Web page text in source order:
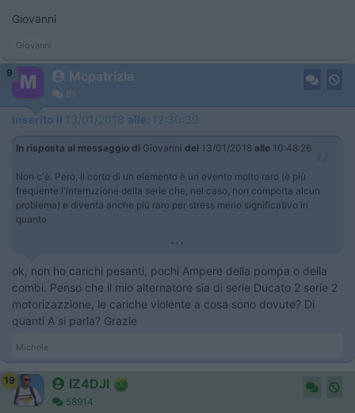
Giovanni
Giovanni
9 Mcpatrizia
81
Inserito il 13/01/2018 alle: 12:30:39
In risposta al messaggio di Giovanni del 13/01/2018 alle 10:48:26
Non c'è. Però, il corto di un elemento è un evento molto raro (è più
frequente l'interruzione della serie che, nel caso, non comporta alcun
problema) e diventa anche più raro per stress meno significativo in
quanto
...
ok, non ho carichi pesanti, pochi Ampere della pompa o della
combi. Penso che il mio alternatore sia di serie Ducato 2 serie 2
motorizazzione, le cariche violente a cosa sono dovute? Di
quanti A si parla? Grazie
Michele
19 IZ4DJI
58914